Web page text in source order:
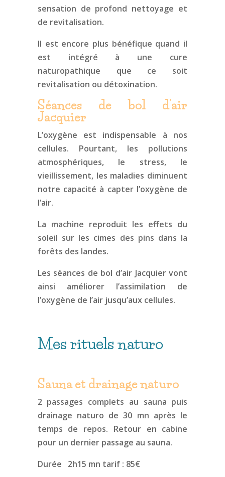
sensation de profond nettoyage et
de revitalisation.
Il est encore plus bénéfique quand il
est intégré à une cure
naturopathique que ce soit
revitalisation ou détoxination.
Séances de bol d’air
Jacquier
L’oxygène est indispensable à nos
cellules. Pourtant, les pollutions
atmosphériques, le stress, le
vieillissement, les maladies diminuent
notre capacité à capter l’oxygène de
l’air.
La machine reproduit les effets du
soleil sur les cimes des pins dans la
forêts des landes.
Les séances de bol d’air Jacquier vont
ainsi améliorer l’assimilation de
l’oxygène de l’air jusqu’aux cellules.
Mes rituels naturo
Sauna et drainage naturo
2 passages complets au sauna puis
drainage naturo de 30 mn après le
temps de repos. Retour en cabine
pour un dernier passage au sauna.
Durée 2h15 mn tarif : 85€